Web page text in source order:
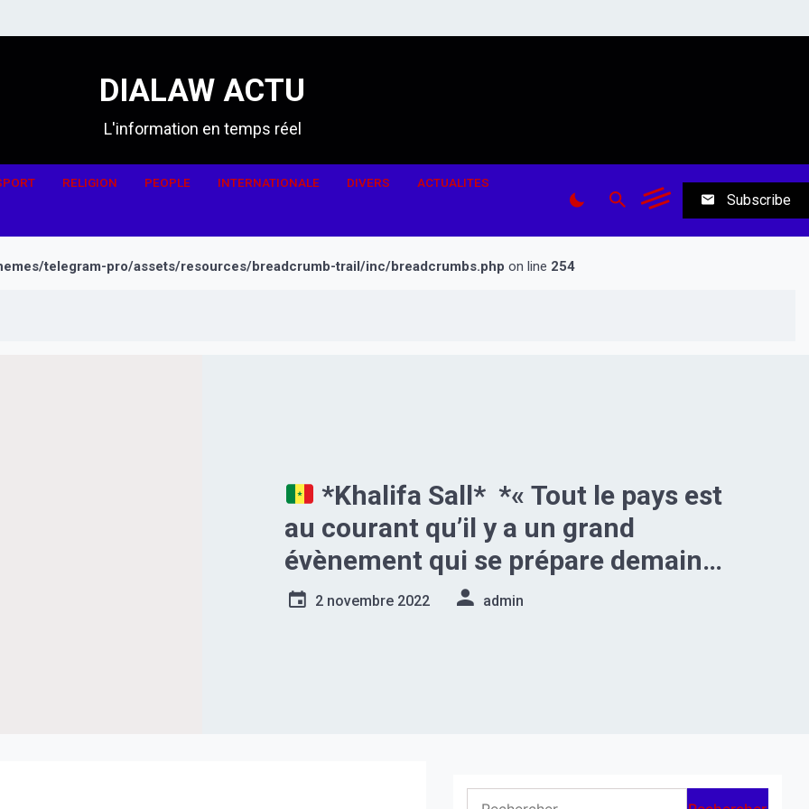
DIALAW ACTU
L'information en temps réel
RELIGION PEOPLE INTERNATIONALE DIVERS ACTUALITES
Subscribe
telegram-pro/assets/resources/breadcrumb-trail/inc/breadcrumbs.php on line 254
*Khalifa Sall* *« Tout le pays est
au courant qu’il y a un grand
évènement qui se prépare demain.
Un événement qui est redouté pour
2 novembre 2022 admin